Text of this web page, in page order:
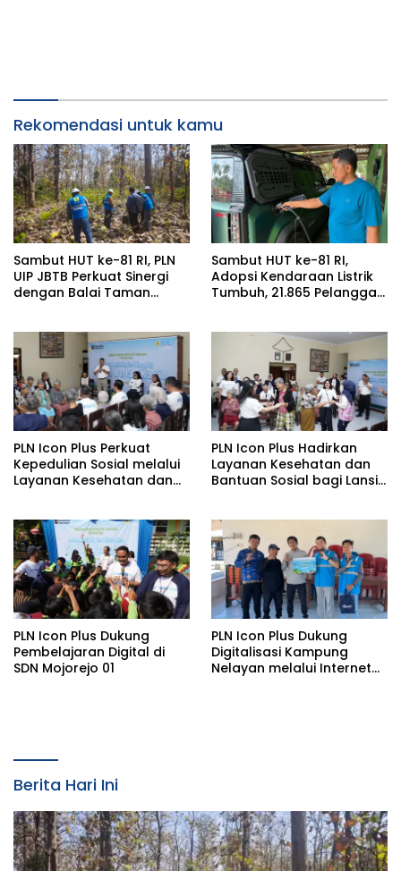
Rekomendasi untuk kamu
Sambut HUT ke-81 RI, PLN
UIP JBTB Perkuat Sinergi
dengan Balai Taman
SUTET 500 kV Paiton–
Watudodol/Kalipuro
Sambut HUT ke-81 RI,
Adopsi Kendaraan Listrik
Tumbuh, 21.865 Pelanggan
pada Semester I 2026
PLN Icon Plus Perkuat
Kepedulian Sosial melalui
Layanan Kesehatan dan
PLN Icon Plus Hadirkan
Layanan Kesehatan dan
Bantuan Sosial bagi Lansia
PLN Icon Plus Dukung
Pembelajaran Digital di
SDN Mojorejo 01
PLN Icon Plus Dukung
Digitalisasi Kampung
Nelayan melalui Internet
Berita Hari Ini